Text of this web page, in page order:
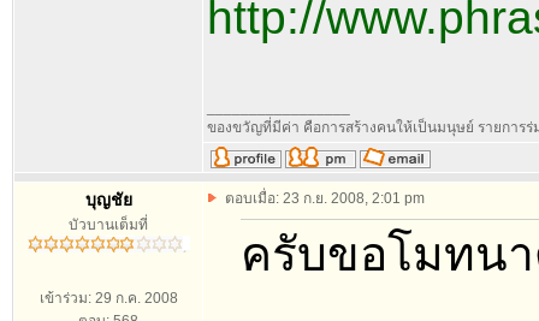
http://
ของขวัญที่มีค่า คือการสร้างคนให้เป็นมนุษย์ รายการ
บุญชัย
บัวบานเต็มที่
เข้าร่วม: 29 ก.ค. 2008
ตอบเมื่อ: 23 ก.ย. 2008, 2:01 pm
ครับขอโมทน